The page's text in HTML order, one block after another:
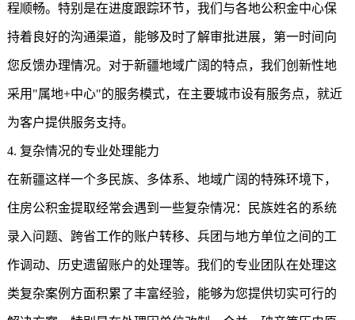
程顺畅。特别是在进度跟踪环节，我们与各地公积金中心保
持着良好的沟通渠道，能够及时了解审批进展，第一时间向
您反馈办理情况。对于新疆地域广阔的特点，我们创新性地
采用"属地+中心"的服务模式，在主要城市设有服务点，就近
为客户提供服务支持。
4. 复杂情况的专业处理能力
在新疆这样一个多民族、多体系、地域广阔的特殊环境下，
住房公积金提取经常会遇到一些复杂情况：民族姓名的系统
录入问题、跨省工作的账户转移、兵团与地方单位之间的工
作调动、历史遗留账户的处理等。我们的专业团队在处理这
类复杂案例方面积累了丰富经验，能够为您提供切实可行的